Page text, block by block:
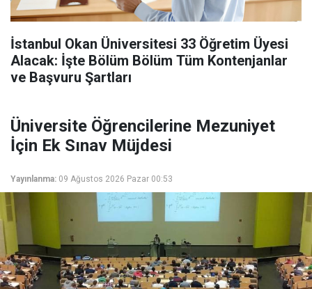
İstanbul Okan Üniversitesi 33 Öğretim Üyesi
Alacak: İşte Bölüm Bölüm Tüm Kontenjanlar
ve Başvuru Şartları
Üniversite Öğrencilerine Mezuniyet
İçin Ek Sınav Müjdesi
Yayınlanma: 09 Ağustos 2026 Pazar 00:53